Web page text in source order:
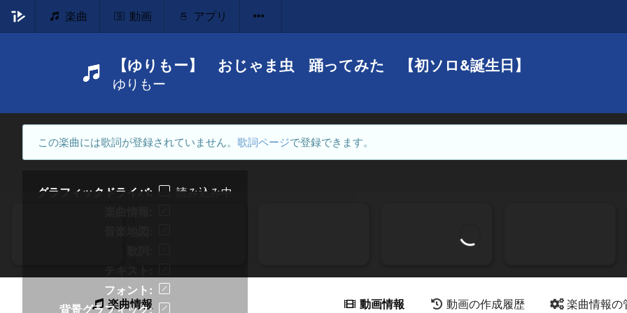
楽曲 動画 アプリ
【ゆりもー】 おじゃま虫 踊ってみた 【初ソロ&誕生日】
ゆりもー
この楽曲には歌詞が登録されていません。 歌詞ページで登録できます。
グラフィックドライバ
読み込み中
フォント
背景グラフィック
楽曲情報 動画情報 動画の作成履歴 楽曲情報の